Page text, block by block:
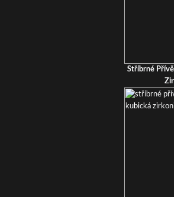
Stříbrné